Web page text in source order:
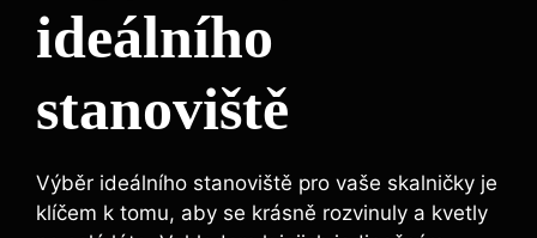
ideálního
stanoviště
Výběr ideálního stanoviště pro vaše skalničky je
klíčem k tomu, aby se krásně rozvinuly a kvetly